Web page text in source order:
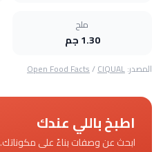
ملح
1.30 جم
المصدر: Open Food Facts/CIQUAL
اطبخ باللي عندك
ابحث عن وصفات بناءً على مكوناتك.